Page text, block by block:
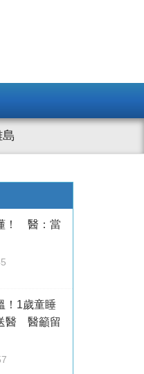
！ 醫：當
！1歲童睡
醫 醫籲留